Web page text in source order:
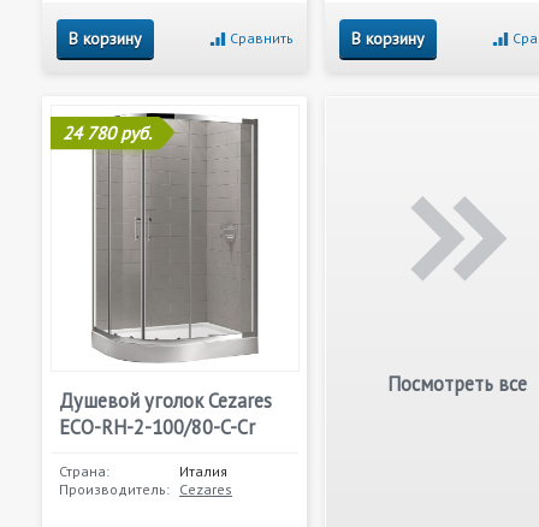
В корзину Сравнить В корзину
24 780 руб.
Душевой уголок Cezares
ECO-RH-2-100/80-C-Cr
Страна:
Италия
Производитель: Cezares
Посмотреть все